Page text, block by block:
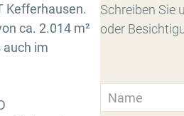
Kefferhausen.
ca. 2.014 m²
auch im
Schreiben Sie
oder